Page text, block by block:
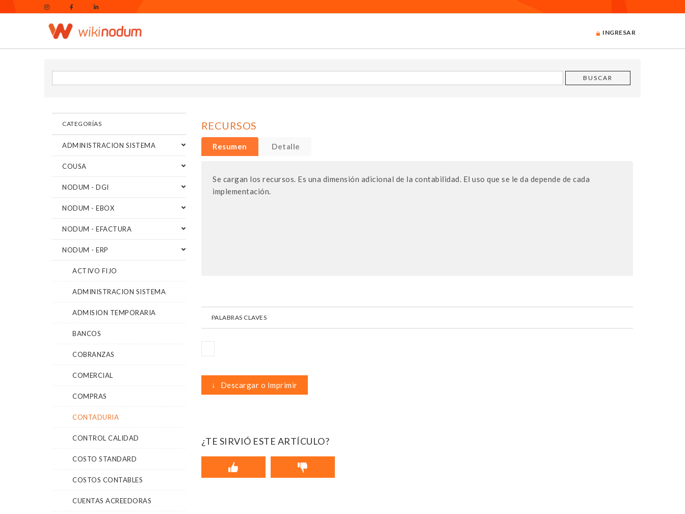
INGRESAR
CATEGORÍAS
ADMINISTRACION SISTEMA
COUSA
NODUM - DGI
NODUM - EBOX
NODUM - EFACTURA
NODUM - ERP
ACTIVO FIJO
ADMINISTRACION SISTEMA
ADMISION TEMPORARIA
BANCOS
COBRANZAS
COMERCIAL
COMPRAS
CONTADURIA
CONTROL CALIDAD
COSTO STANDARD
COSTOS CONTABLES
CUENTAS ACREEDORAS
RECURSOS
Resumen Detalle
Se cargan los recursos. Es una dimensión adicional de la contabilidad. El uso que se le da depende de cada
implementación.
PALABRAS CLAVES
↓ Descargar o Imprimir
¿TE SIRVIÓ ESTE ARTÍCULO?